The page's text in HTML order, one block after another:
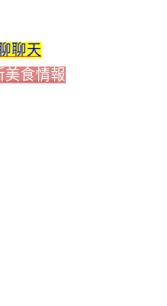
聊天
美食情報